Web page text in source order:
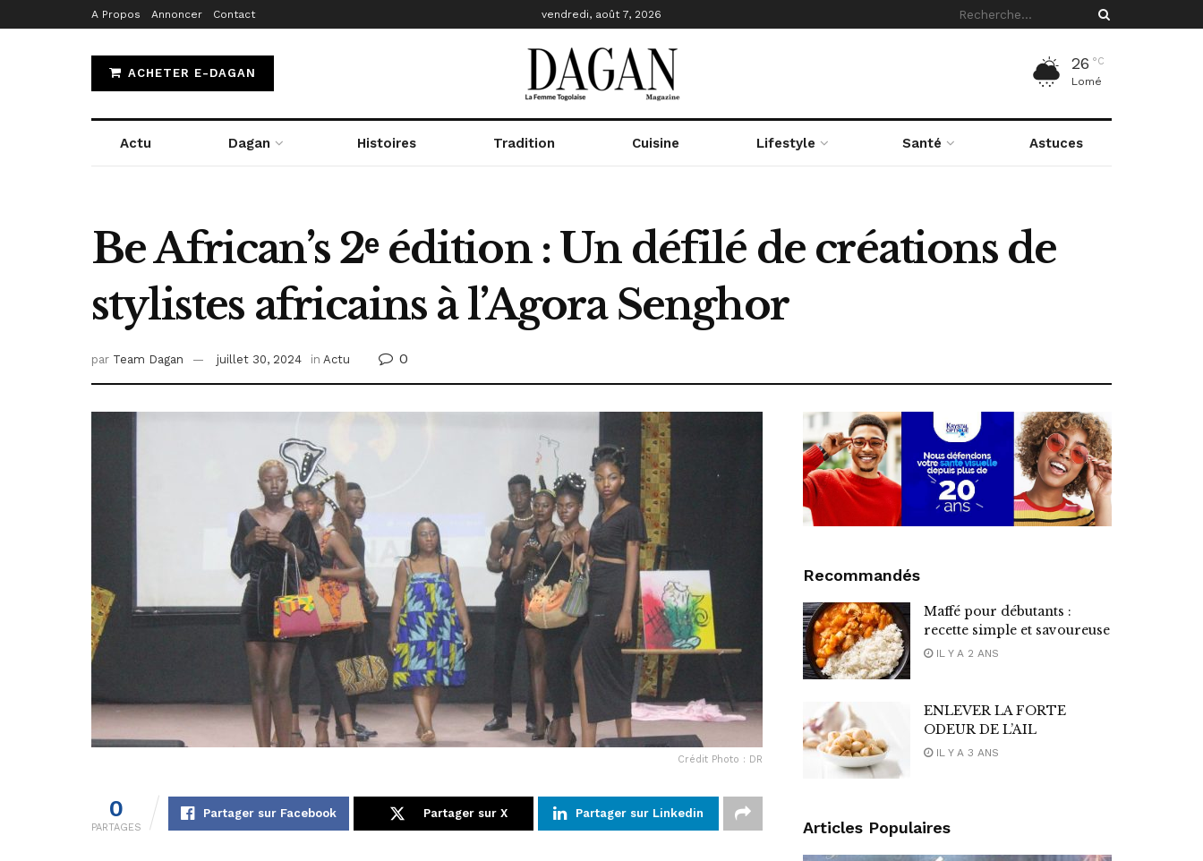
A Propos Annoncer Contact vendredi, août 7, 2026
ACHETER E-DAGAN
26 °C
Lomé
Actu Dagan Histoires Tradition Cuisine Lifestyle Santé Astuces
Be African’s 2ᵉ édition : Un défilé de créations de
stylistes africains à l’Agora Senghor
par Team Dagan juillet 30, 2024 in Actu 0
Crédit Photo : DR
0
PARTAGES
Partager sur Facebook Partager sur X Partager sur Linkedin
Recommandés
Maffé pour débutants :
recette simple et savoureuse
IL Y A 2 ANS
ENLEVER LA FORTE
ODEUR DE L’AIL
IL Y A 3 ANS
Articles Populaires